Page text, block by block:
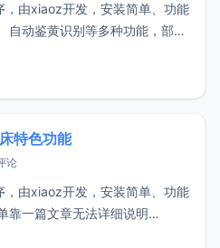
，由xiaoz开发，安装简单、功能
自动鉴黄识别等多种功能，部署
上传增加IIS rewrite规则SEO
160张图片优化图
特色功能
论
，由xiaoz开发，安装简单、功能
靠一篇文章无法详细说明